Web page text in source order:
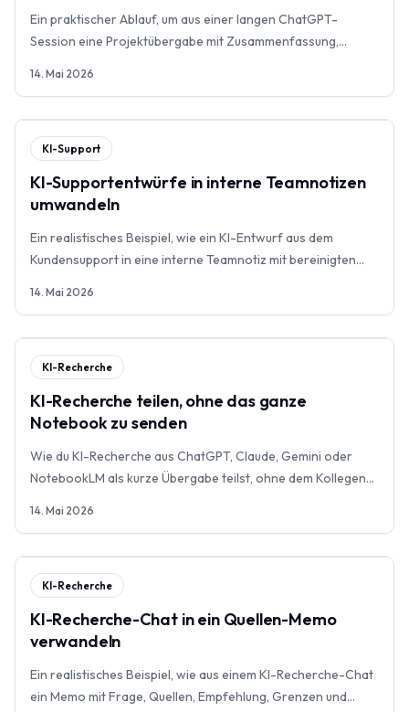
Ein praktischer Ablauf, um aus einer langen ChatGPT-
Session eine Projektübergabe mit Zusammenfassung,
14. Mai 2026
KI-Support
KI-Supportentwürfe in interne Teamnotizen
umwandeln
Ein realistisches Beispiel, wie ein KI-Entwurf aus dem
Kundensupport in eine interne Teamnotiz mit bereinigten
14. Mai 2026
KI-Recherche
KI-Recherche teilen, ohne das ganze
Notebook zu senden
Wie du KI-Recherche aus ChatGPT, Claude, Gemini oder
NotebookLM als kurze Übergabe teilst, ohne dem Kollegen
14. Mai 2026
KI-Recherche
KI-Recherche-Chat in ein Quellen-Memo
verwandeln
Ein realistisches Beispiel, wie aus einem KI-Recherche-Chat
ein Memo mit Frage, Quellen, Empfehlung, Grenzen und